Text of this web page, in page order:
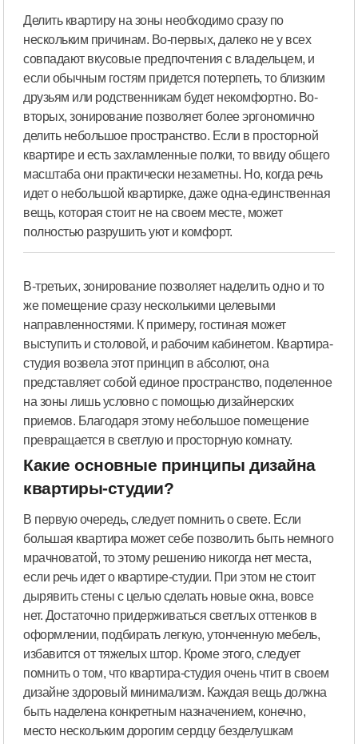
Делить квартиру на зоны необходимо сразу по
нескольким причинам. Во-первых, далеко не у всех
совпадают вкусовые предпочтения с владельцем, и
если обычным гостям придется потерпеть, то близким
друзьям или родственникам будет некомфортно. Во-
вторых, зонирование позволяет более эргономично
делить небольшое пространство. Если в просторной
квартире и есть захламленные полки, то ввиду общего
масштаба они практически незаметны. Но, когда речь
идет о небольшой квартирке, даже одна-единственная
вещь, которая стоит не на своем месте, может
полностью разрушить уют и комфорт.
В-третьих, зонирование позволяет наделить одно и то
же помещение сразу несколькими целевыми
направленностями. К примеру, гостиная может
выступить и столовой, и рабочим кабинетом. Квартира-
студия возвела этот принцип в абсолют, она
представляет собой единое пространство, поделенное
на зоны лишь условно с помощью дизайнерских
приемов. Благодаря этому небольшое помещение
превращается в светлую и просторную комнату.
Какие основные принципы дизайна
квартиры-студии?
В первую очередь, следует помнить о свете. Если
большая квартира может себе позволить быть немного
мрачноватой, то этому решению никогда нет места,
если речь идет о квартире-студии. При этом не стоит
дырявить стены с целью сделать новые окна, вовсе
нет. Достаточно придерживаться светлых оттенков в
оформлении, подбирать легкую, утонченную мебель,
избавится от тяжелых штор. Кроме этого, следует
помнить о том, что квартира-студия очень чтит в своем
дизайне здоровый минимализм. Каждая вещь должна
быть наделена конкретным назначением, конечно,
место нескольким дорогим сердцу безделушкам